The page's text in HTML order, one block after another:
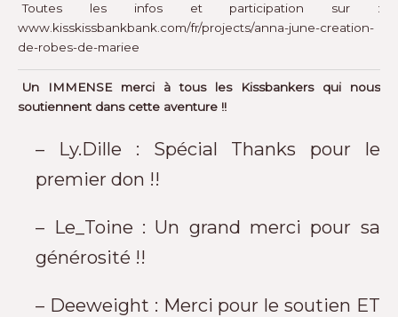
Toutes les infos et participation sur :
www.kisskissbankbank.com/fr/projects/anna-june-creation-
de-robes-de-mariee
Un IMMENSE merci à tous les Kissbankers qui nous
soutiennent dans cette aventure !!
– Ly.Dille : Spécial Thanks pour le
premier don !!
– Le_Toine : Un grand merci pour sa
générosité !!
– Deeweight : Merci pour le soutien ET